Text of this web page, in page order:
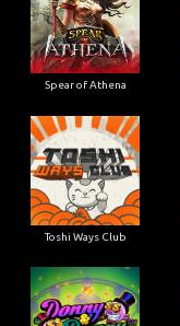
Spear of Athena
Toshi Ways Club